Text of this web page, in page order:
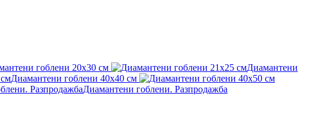
гоблени 20x30 см
Диамантени
Диамантени гоблени 40x40 см
Диамантени гоблени. Разпродажба